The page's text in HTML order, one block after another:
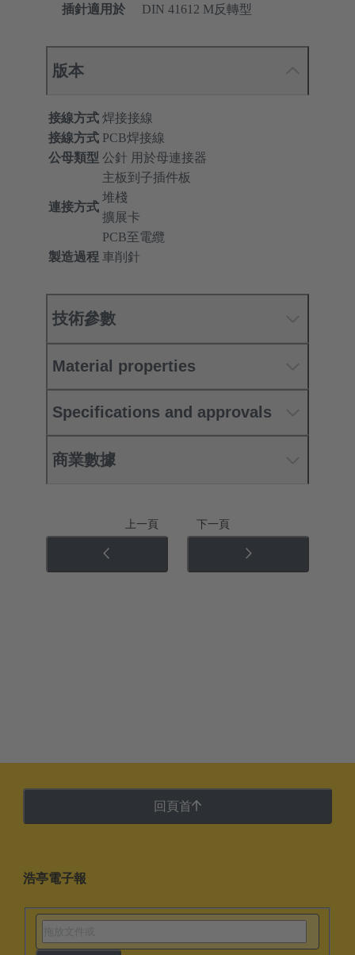
插針適用於
DIN 41612 M反轉型
版本
接線方式 焊接接線
接線方式 PCB焊接線
公母類型 公針 用於母連接器
連接方式
主板到子插件板
堆棧
擴展卡
PCB至電纜
製造過程 車削針
技術參數
Material properties
Specifications and approvals
商業數據
上一頁 下一頁
回頁首
浩亭電子報